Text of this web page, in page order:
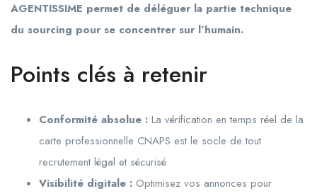
AGENTISSIME permet de déléguer la partie technique
du sourcing pour se concentrer sur l’humain.
Points clés à retenir
Conformité absolue : La vérification en temps réel de la
carte professionnelle CNAPS est le socle de tout
recrutement légal et sécurisé.
Visibilité digitale : Optimisez vos annonces pour